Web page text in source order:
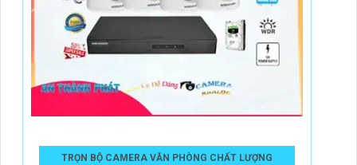
TRỌN BỘ CAMERA VĂN PHÒNG CHẤT LƯỢNG